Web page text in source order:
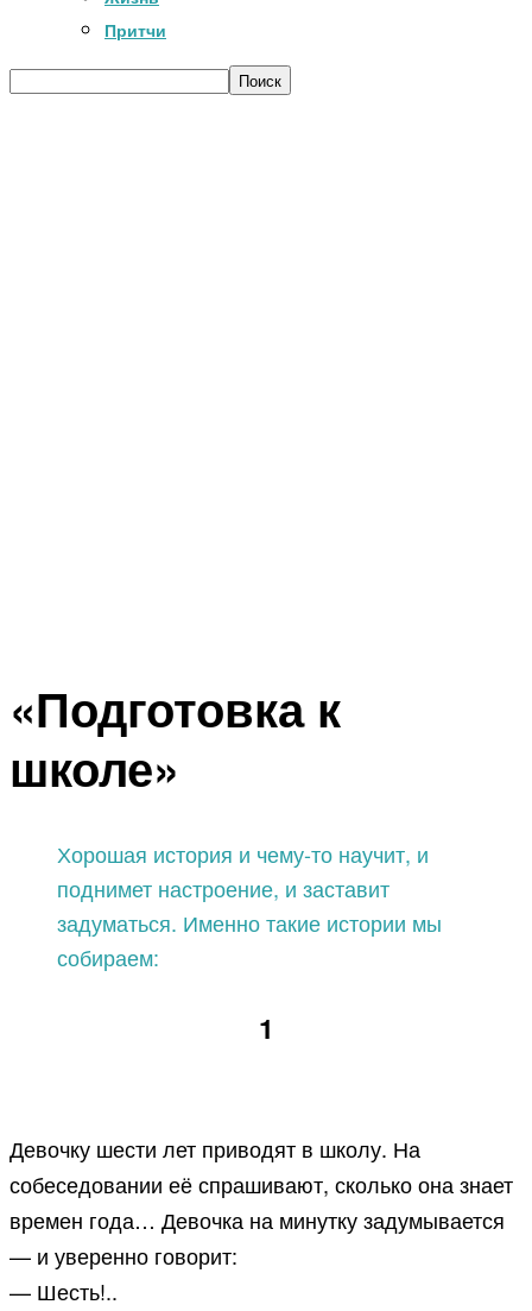
Притчи
«Подготовка к
школе»
Хорошая история и чему-то научит, и
поднимет настроение, и заставит
задуматься. Именно такие истории мы
собираем:
1
Девочку шести лет приводят в школу. На
собеседовании её спрашивают, сколько она знает
времен года… Девочка на минутку задумывается
— и уверенно говорит:
— Шесть!..